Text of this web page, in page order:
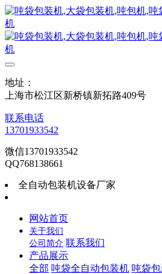
地址：
上海市松江区新桥镇新拓路409号
联系电话
13701933542
微信13701933542
QQ768138661
全自动包装机设备厂家
网站首页
关于我们
公司简介 联系我们
产品展示
全部 吨袋全自动包装机 吨袋